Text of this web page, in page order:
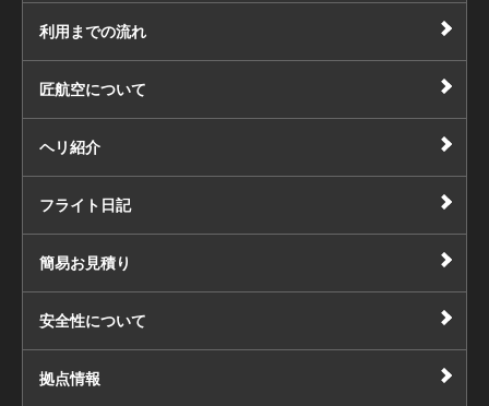
利用までの流れ
匠航空について
ヘリ紹介
フライト日記
簡易お見積り
安全性について
拠点情報